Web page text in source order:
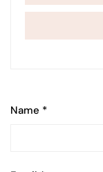
Name *